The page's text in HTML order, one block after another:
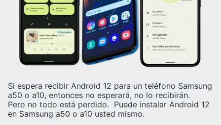
Si espera recibir Android 12 para un teléfono Samsung
a50 o a10, entonces no esperará, no lo recibirán.
Pero no todo está perdido. Puede instalar Android 12
en Samsung a50 o a10 usted mismo.